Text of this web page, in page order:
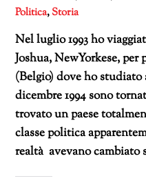
Politica,Storia
Nel luglio 1993 ho
Joshua, NewYorkese,
(Belgio) dove ho
dicembre 1994 sono
trovato un paese
classe politica
realtà avevano